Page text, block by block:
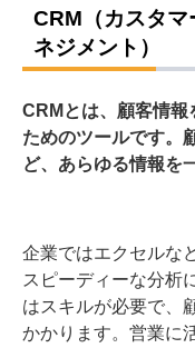
CRM（カスタマ
ネジメント）
CRMとは、顧客情報
ためのツールです。
ど、あらゆる情報を
企業ではエクセルな
スピーディーな分析
はスキルが必要で、
かかります。 営業に